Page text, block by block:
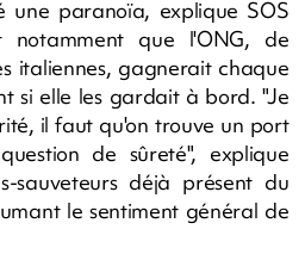
une paranoïa, explique SOS
notamment que l'ONG, de
italiennes, gagnerait chaque
si elle les gardait à bord. "Je
il faut qu'on trouve un port
de sûreté", explique
sauveteurs déjà présent du
le sentiment général de